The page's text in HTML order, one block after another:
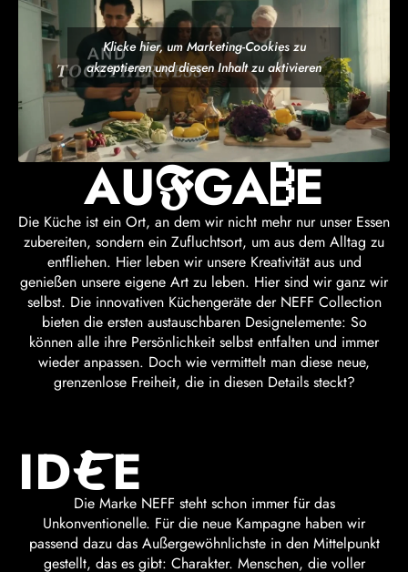
Klicke hier, um Marketing-Cookies zu
akzeptieren und diesen Inhalt zu aktivieren
AUFGABE
AUFGABE
Die Küche ist ein Ort, an dem wir nicht mehr nur unser Essen
zubereiten, sondern ein Zufluchtsort, um aus dem Alltag zu
entfliehen. Hier leben wir unsere Kreativität aus und
genießen unsere eigene Art zu leben. Hier sind wir ganz wir
selbst. Die innovativen Küchengeräte der NEFF Collection
bieten die ersten austauschbaren Designelemente: So
können alle ihre Persönlichkeit selbst entfalten und immer
wieder anpassen. Doch wie vermittelt man diese neue,
grenzenlose Freiheit, die in diesen Details steckt?
IDEE
IDEEDie Marke NEFF steht schon immer für das
Unkonventionelle. Für die neue Kampagne haben wir
passend dazu das Außergewöhnlichste in den Mittelpunkt
gestellt, das es gibt: Charakter. Menschen, die voller